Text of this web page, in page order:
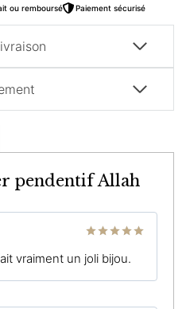
ou remboursé Paiement sécurisé
pendentif Allah
5
vraiment un joli bijou.